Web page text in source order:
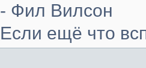
- Фил Вилсон
Если ещё что